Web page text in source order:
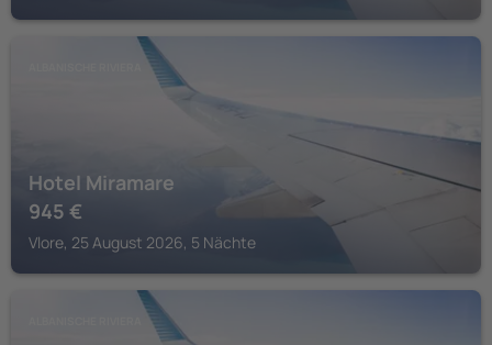
Hotel Miramare
945 €
Vlore, 25 August 2026, 5 Nächte